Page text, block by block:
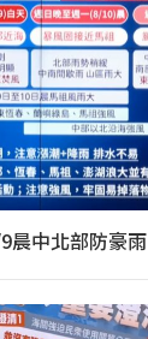
晨中北部防豪雨